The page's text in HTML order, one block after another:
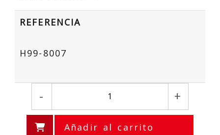
REFERENCIA
H99-8007
- +
Añadir al carrito